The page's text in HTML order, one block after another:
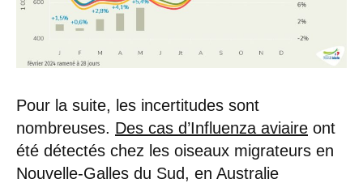
Pour la suite, les incertitudes sont
nombreuses. Des cas d’Influenza aviaire ont
été détectés chez les oiseaux migrateurs en
Nouvelle-Galles du Sud, en Australie